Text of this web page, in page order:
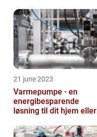
21 june 2023
Varmepumpe - en
energibesparende
løsning til dit hjem eller